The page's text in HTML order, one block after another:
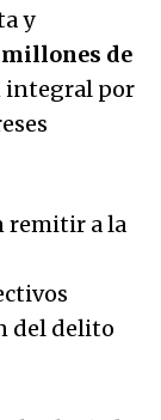
y
de
integral por
remitir a la
del delito